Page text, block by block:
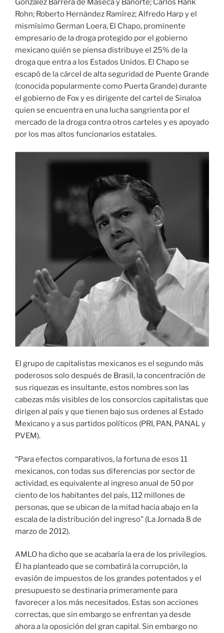
González Barrera de Maseca y Banorte; Carlos Hank
Rohn; Roberto Hernández Ramírez; Alfredo Harp y el
mismísimo German Loera, El Chapo, prominente
empresario de la droga protegido por el gobierno
mexicano quién se piensa distribuye el 25% de la
droga que entra a los Estados Unidos. El Chapo se
escapó de la cárcel de alta seguridad de Puente Grande
(conocida popularmente como Puerta Grande) durante
el gobierno de Fox y es dirigente del cartel de Sinaloa
quien se encuentra en una lucha sangrienta por el
mercado de la droga contra otros carteles y es apoyado
por los mas altos funcionarios estatales.
El grupo de capitalistas mexicanos es el segundo más
poderosos solo después de Brasil, la concentración de
sus riquezas es insultante, estos nombres son las
cabezas más visibles de los consorcios capitalistas que
dirigen al país y que tienen bajo sus ordenes al Estado
Mexicano y a sus partidos políticos (PRI, PAN, PANAL y
PVEM).
“Para efectos comparativos, la fortuna de esos 11
mexicanos, con todas sus diferencias por sector de
actividad, es equivalente al ingreso anual de 50 por
ciento de los habitantes del país, 112 millones de
personas, que se ubican de la mitad hacia abajo en la
escala de la distribución del ingreso” (La Jornada 8 de
marzo de 2012).
AMLO ha dicho que se acabaría la era de los privilegios.
Él ha planteado que se combatirá la corrupción, la
evasión de impuestos de los grandes potentados y el
presupuesto se destinaria primeramente para
favorecer a los más necesitados. Estas son acciones
correctas, que sin embargo se enfrentan ya desde
ahora a la oposición del gran capital. Sin embargo no